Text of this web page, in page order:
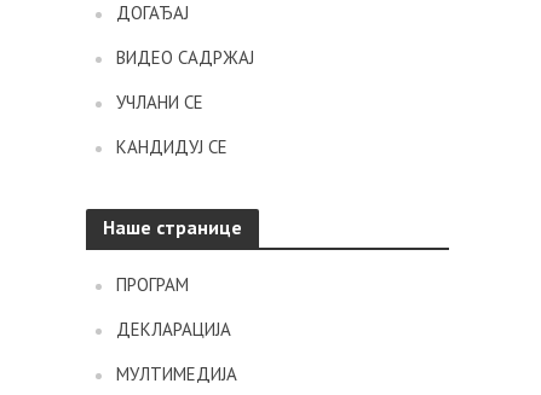
ДОГАЂАЈ
ВИДЕО САДРЖАЈ
УЧЛАНИ СЕ
КАНДИДУЈ СЕ
Наше странице
ПРОГРАМ
ДЕКЛАРАЦИЈА
МУЛТИМЕДИЈА